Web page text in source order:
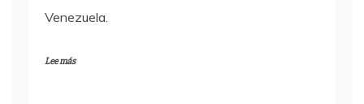
Venezuela.
Lee más